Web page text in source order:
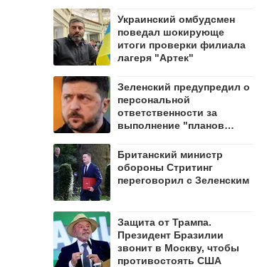
Украинский омбудсмен
поведал шокирующе
итоги проверки филиала
лагеря "Артек"
Зеленский предупредил о
персональной
ответственности за
выполнение "планов
приоритеты
Британский министр
обороны Стритинг
переговорил с Зеленским
Защита от Трампа.
Президент Бразилии
звонит в Москву, чтобы
противостоять США